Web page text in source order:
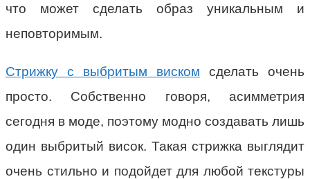
что может сделать образ уникальным и
неповторимым.
Стрижку с выбритым виском сделать очень
просто. Собственно говоря, асимметрия
сегодня в моде, поэтому модно создавать лишь
один выбритый висок. Такая стрижка выглядит
очень стильно и подойдет для любой текстуры